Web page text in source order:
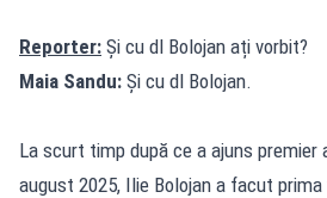
Reporter: Și cu dl Bolojan ați vorbit?
Maia Sandu: Și cu dl Bolojan.
La scurt timp după ce a ajuns premier
august 2025, Ilie Bolojan a facut